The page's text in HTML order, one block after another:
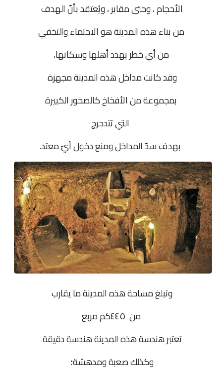
الأحجام ، وحتى مقابر ، ويُعتقد بأنّ الهدف
من بناء هذه المدينة هو الاحتماء والتخفي
من أي خطر يهدد أهلها وسكانها،
وقد كانت مداخل هذه المدينة مجهزة
بمجموعة من الأفخاخ كالصخور الكبيرة
التي تتدحرج
بهدف سدّ المداخل ومنع دخول أيّ معتد.
وتبلغ مساحة هذه المدينة ما يقارب
من ٤٤٥كم مربع
تعتبر هندسة هذه المدينة هندسة دقيقة
وكذلك صعبة ومدهشة؛